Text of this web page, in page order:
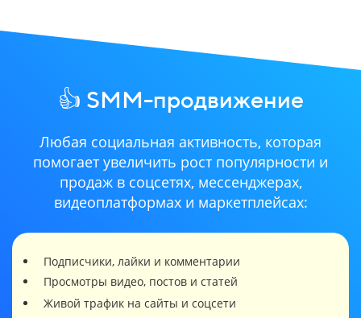
👍 SMM-продвижение
Любая социальная активность, которая
помогает увеличить рост популярности и
продаж в соцсетях, мессенджерах,
видеоплатформах и маркетплейсах:
Подписчики, лайки и комментарии
Просмотры видео, постов и статей
Живой трафик на сайты и соцсети